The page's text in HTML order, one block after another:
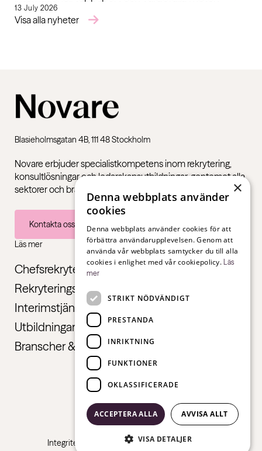
Visa alla nyheter
13 July 2026
Blasieholmsgatan 4B, 111 48 Stockholm
Novare erbjuder specialistkompetens inom rekrytering,
konsultlösningar och ledarskapsutbildningar, gentemot alla
sektorer och branscher – från första jobb till chefsnivå.
Kontakta oss
Läs mer
Chefsrekrytering
Rekryteringstjänster
Interimstjänster
Utbildningar
Branscher & Roller
Integritetspolicy CookiepolicyVisselblåsarpolicy
×
Denna webbplats använder
cookies
Denna webbplats använder cookies för att
förbättra användarupplevelsen. Genom att
använda vår webbplats samtycker du till alla
cookies i enlighet med vår cookiepolicy. Läs
mer
STRIKT NÖDVÄNDIGT
PRESTANDA
INRIKTNING
FUNKTIONER
OKLASSIFICERADE
ACCEPTERA ALLA AVVISA ALLT
VISA DETALJER